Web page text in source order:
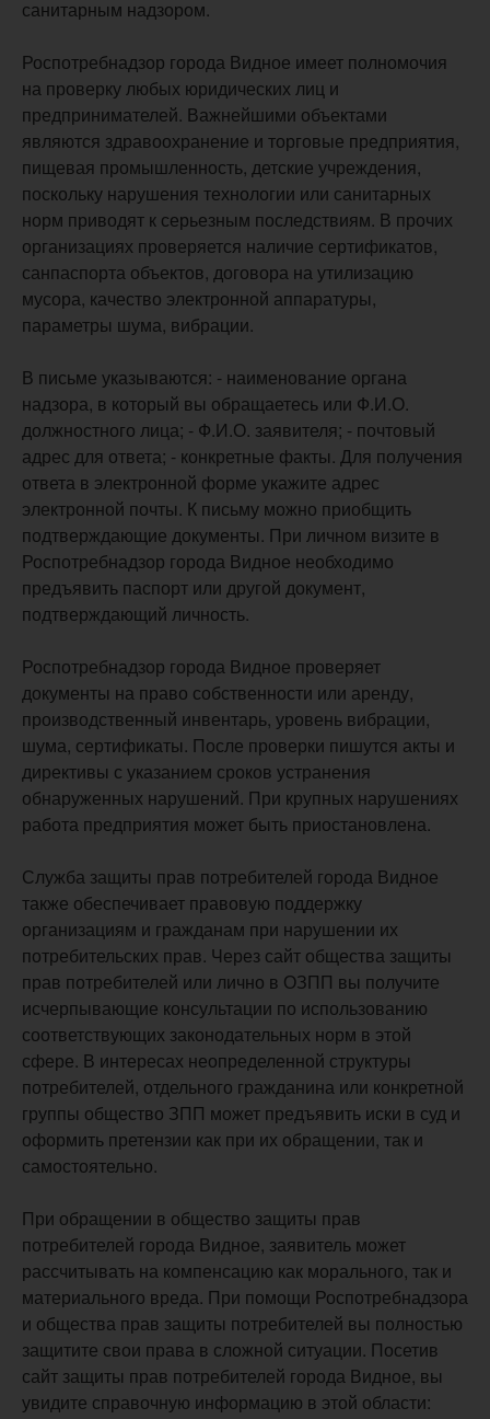
санитарным надзором.
Роспотребнадзор города Видное имеет полномочия
на проверку любых юридических лиц и
предпринимателей. Важнейшими объектами
являются здравоохранение и торговые предприятия,
пищевая промышленность, детские учреждения,
поскольку нарушения технологии или санитарных
норм приводят к серьезным последствиям. В прочих
организациях проверяется наличие сертификатов,
санпаспорта объектов, договора на утилизацию
мусора, качество электронной аппаратуры,
параметры шума, вибрации.
В письме указываются: - наименование органа
надзора, в который вы обращаетесь или Ф.И.О.
должностного лица; - Ф.И.О. заявителя; - почтовый
адрес для ответа; - конкретные факты. Для получения
ответа в электронной форме укажите адрес
электронной почты. К письму можно приобщить
подтверждающие документы. При личном визите в
Роспотребнадзор города Видное необходимо
предъявить паспорт или другой документ,
подтверждающий личность.
Роспотребнадзор города Видное проверяет
документы на право собственности или аренду,
производственный инвентарь, уровень вибрации,
шума, сертификаты. После проверки пишутся акты и
директивы с указанием сроков устранения
обнаруженных нарушений. При крупных нарушениях
работа предприятия может быть приостановлена.
Служба защиты прав потребителей города Видное
также обеспечивает правовую поддержку
организациям и гражданам при нарушении их
потребительских прав. Через сайт общества защиты
прав потребителей или лично в ОЗПП вы получите
исчерпывающие консультации по использованию
соответствующих законодательных норм в этой
сфере. В интересах неопределенной структуры
потребителей, отдельного гражданина или конкретной
группы общество ЗПП может предъявить иски в суд и
оформить претензии как при их обращении, так и
самостоятельно.
При обращении в общество защиты прав
потребителей города Видное, заявитель может
рассчитывать на компенсацию как морального, так и
материального вреда. При помощи Роспотребнадзора
и общества прав защиты потребителей вы полностью
защитите свои права в сложной ситуации. Посетив
сайт защиты прав потребителей города Видное, вы
увидите справочную информацию в этой области: